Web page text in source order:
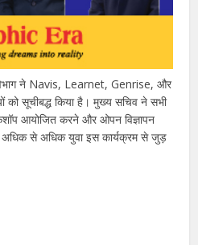
ने Navis, Learnet, Genrise, और
सूचीबद्ध किया है। मुख्य सचिव ने सभी
आयोजित करने और ओपन विज्ञापन
अधिक से अधिक युवा इस कार्यक्रम से जुड़